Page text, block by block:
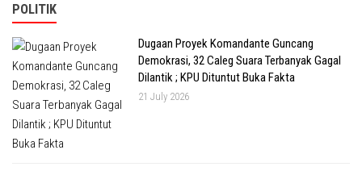
POLITIK
Dugaan Proyek Komandante Guncang
Demokrasi, 32 Caleg Suara Terbanyak Gagal
Dilantik ; KPU Dituntut Buka Fakta
21 July 2026